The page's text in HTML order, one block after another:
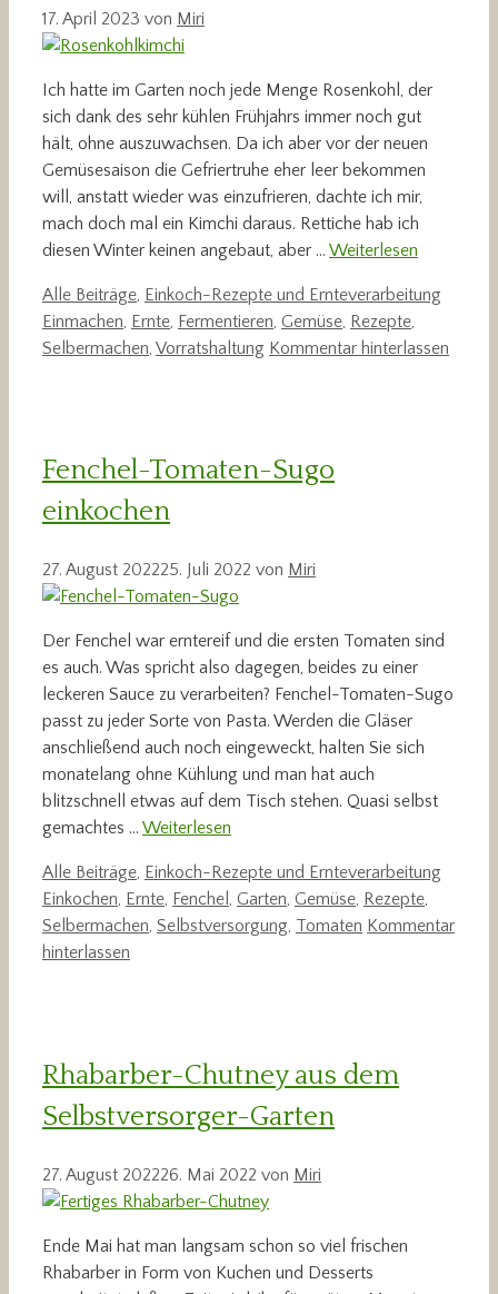
17. April 2023 von Miri
Ich hatte im Garten noch jede Menge Rosenkohl, der
sich dank des sehr kühlen Frühjahrs immer noch gut
hält, ohne auszuwachsen. Da ich aber vor der neuen
Gemüsesaison die Gefriertruhe eher leer bekommen
will, anstatt wieder was einzufrieren, dachte ich mir,
mach doch mal ein Kimchi daraus. Rettiche hab ich
diesen Winter keinen angebaut, aber … Weiterlesen
Kategorien
Alle Beiträge, Einkoch-Rezepte und Ernteverarbeitung
Einmachen, Ernte, Fermentieren, Gemüse, Rezepte,
Selbermachen, Vorratshaltung Kommentar hinterlassen
Fenchel-Tomaten-Sugo
einkochen
27. August 202225. Juli 2022 von Miri
Der Fenchel war erntereif und die ersten Tomaten sind
es auch. Was spricht also dagegen, beides zu einer
leckeren Sauce zu verarbeiten? Fenchel-Tomaten-Sugo
passt zu jeder Sorte von Pasta. Werden die Gläser
anschließend auch noch eingeweckt, halten Sie sich
monatelang ohne Kühlung und man hat auch
blitzschnell etwas auf dem Tisch stehen. Quasi selbst
gemachtes … Weiterlesen
Kategorien
Alle Beiträge, Einkoch-Rezepte und Ernteverarbeitung
Einkochen, Ernte, Fenchel , Garten, Gemüse, Rezepte,
Selbermachen, Selbstversorgung, Tomaten Kommentar
hinterlassen
Rhabarber-Chutney aus dem
Selbstversorger-Garten
27. August 202226. Mai 2022 von Miri
Ende Mai hat man langsam schon so viel frischen
Rhabarber in Form von Kuchen und Desserts